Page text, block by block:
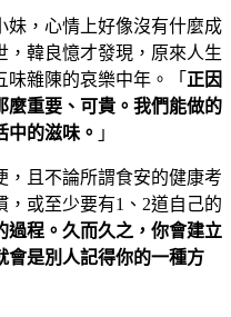
妹，心情上好像沒有什麼成
，韓良憶才發現，原來人生
雜陳的哀樂中年。「 正因
麼重要、可貴。我們能做的
的滋味。 」
，且不論所謂食安的健康考
或至少要有1、2道自己的
過程。久而久之，你會建立
會是別人記得你的一種方